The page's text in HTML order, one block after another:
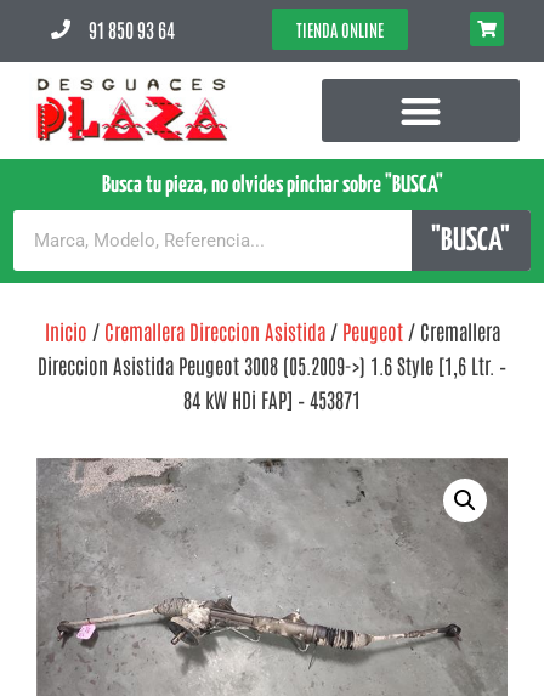
91 850 93 64 TIENDA ONLINE
Busca tu pieza, no olvides pinchar sobre "BUSCA"
"BUSCA"
Inicio / Cremallera Direccion Asistida/ Peugeot/ Cremallera
Direccion Asistida Peugeot 3008 (05.2009->) 1.6 Style [1,6 Ltr. –
84 kW HDi FAP] – 453871